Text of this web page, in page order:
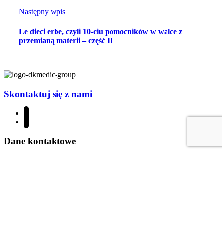
Następny wpis
Le dieci erbe, czyli 10-ciu pomocników w walce z
przemianą materii – część II
Skontaktuj się z nami
Dane kontaktowe